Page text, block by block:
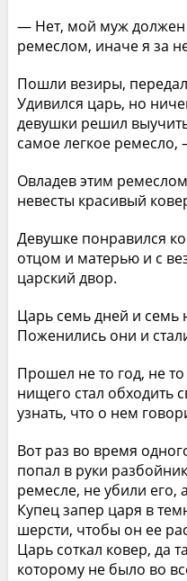
— Нет, мой муж должен
ремеслом, иначе я за
Пошли везиры,
Удивился царь, но
девушки решил
самое легкое ремесло,
Овладев этим
невесты красивый
Девушке понравился
отцом и матерью и с
царский двор.
Царь семь дней и семь
Поженились они и
Прошел не то год, не
нищего стал обходить
узнать, что о нем
Вот раз во время
попал в руки
ремесле, не убили его,
Купец запер царя в
шерсти, чтобы он ее
Царь соткал ковер, да
которому не было во